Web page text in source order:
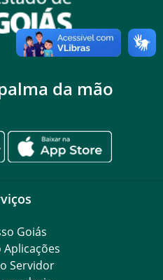
da mão
Goiás
Aplicações
Servidor